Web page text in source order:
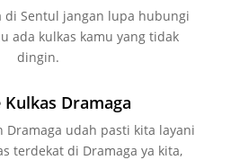
di Sentul jangan lupa hubungi
ada kulkas kamu yang tidak
dingin.
Kulkas Dramaga
Dramaga udah pasti kita layani
terdekat di Dramaga ya kita,